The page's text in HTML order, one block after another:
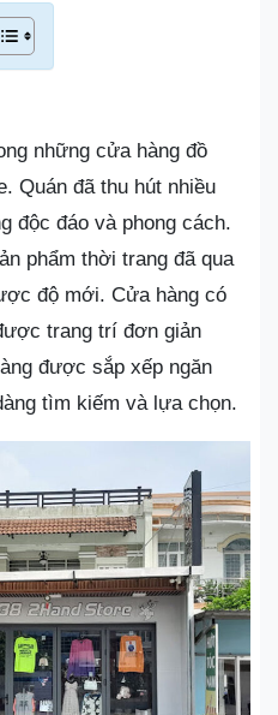
những cửa hàng đồ
Quán đã thu hút nhiều
độc đáo và phong cách.
phẩm thời trang đã qua
độ mới. Cửa hàng có
trang trí đơn giản
được sắp xếp ngăn
tìm kiếm và lựa chọn.